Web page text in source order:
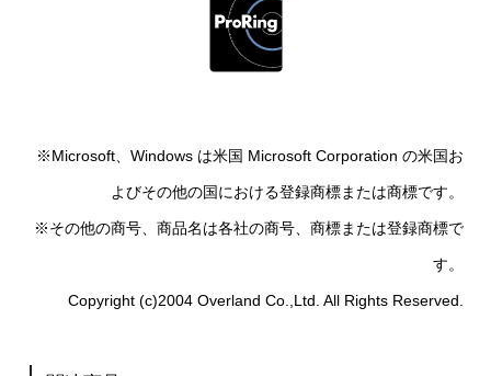
※Microsoft、Windows は米国 Microsoft Corporation の米国お
よびその他の国における登録商標または商標です。
※その他の商号、商品名は各社の商号、商標または登録商標で
す。
Copyright (c)2004 Overland Co.,Ltd. All Rights Reserved.